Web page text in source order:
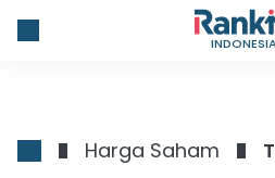
Harga Saham